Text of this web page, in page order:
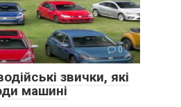
0
звички, які
машині